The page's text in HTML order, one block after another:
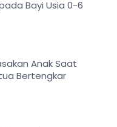
Bayi Usia 0-6
Anak Saat
Bertengkar